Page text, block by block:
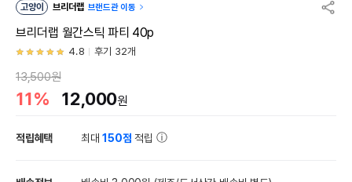
고양이 브리더랩 브랜드관 이동
브리더랩 월간스틱 파티 40p
4.8 후기 32개
13,500원
11% 12,000원
적립혜택 최대150점 적립